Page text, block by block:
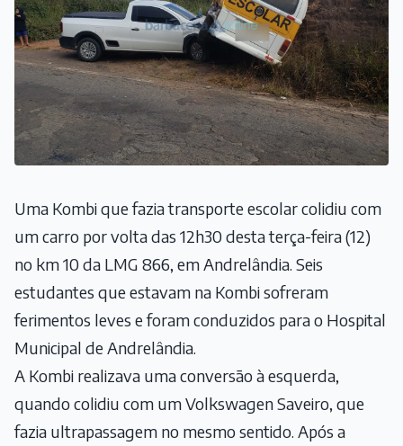
Uma Kombi que fazia transporte escolar colidiu com
um carro por volta das 12h30 desta terça-feira (12)
no km 10 da LMG 866, em Andrelândia. Seis
estudantes que estavam na Kombi sofreram
ferimentos leves e foram conduzidos para o Hospital
Municipal de Andrelândia.
A Kombi realizava uma conversão à esquerda,
quando colidiu com um Volkswagen Saveiro, que
fazia ultrapassagem no mesmo sentido. Após a